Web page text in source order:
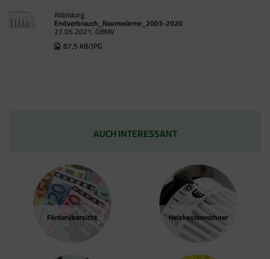
Abbildung
Endverbrauch_Raumwärme_2003-2020
27.05.2021, ÖBMV
87,5 KB/JPG
Förder­übersicht Heizkosten­rechner
AUCH INTERESSANT